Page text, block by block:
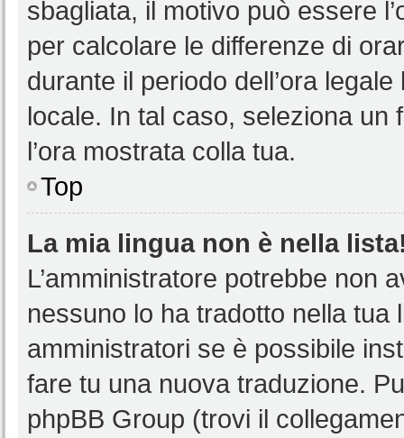
sbagliata, il motivo può essere
per calcolare le differenze di
durante il periodo dell’ora
locale. In tal caso, seleziona
l’ora mostrata colla tua.
Top
La mia lingua non è nella
L’amministratore potrebbe non
nessuno lo ha tradotto nella tua
amministratori se è possibile
fare tu una nuova traduzione.
phpBB Group (trovi il